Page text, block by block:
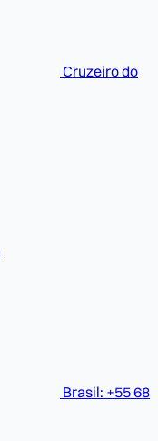
Cruzeiro do
Brasil: +55 68